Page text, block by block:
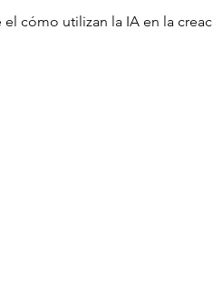
cómo utilizan la IA en la